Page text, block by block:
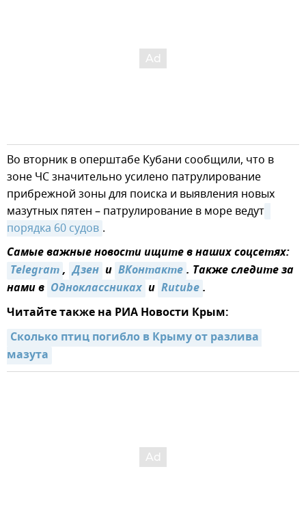
Во вторник в оперштабе Кубани сообщили, что в
зоне ЧС значительно усилено патрулирование
прибрежной зоны для поиска и выявления новых
мазутных пятен – патрулирование в море ведут
порядка 60 судов .
Самые важные новости ищите в наших соцсетях:
Telegram, Дзен и ВКонтакте. Также следите за
нами в Одноклассниках и Rutube.
Читайте также на РИА Новости Крым:
Сколько птиц погибло в Крыму от разлива
мазута